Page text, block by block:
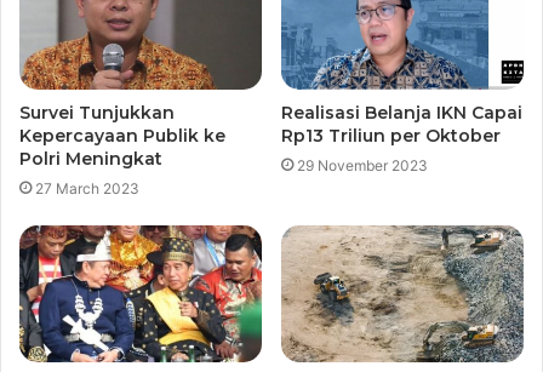
Survei Tunjukkan
Kepercayaan Publik ke
Polri Meningkat
27 March 2023
Realisasi Belanja IKN Capai
Rp13 Triliun per Oktober
29 November 2023